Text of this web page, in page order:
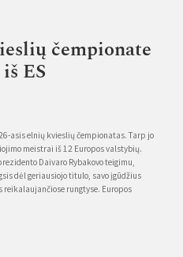
čempionate
ES
asis elnių kvieslių čempionatas. Tarp jo
meistrai iš 12 Europos valstybių.
Daivaro Rybakovo teigimu,
dėl geriausiojo titulo, savo įgūdžius
rungtyse. Europos